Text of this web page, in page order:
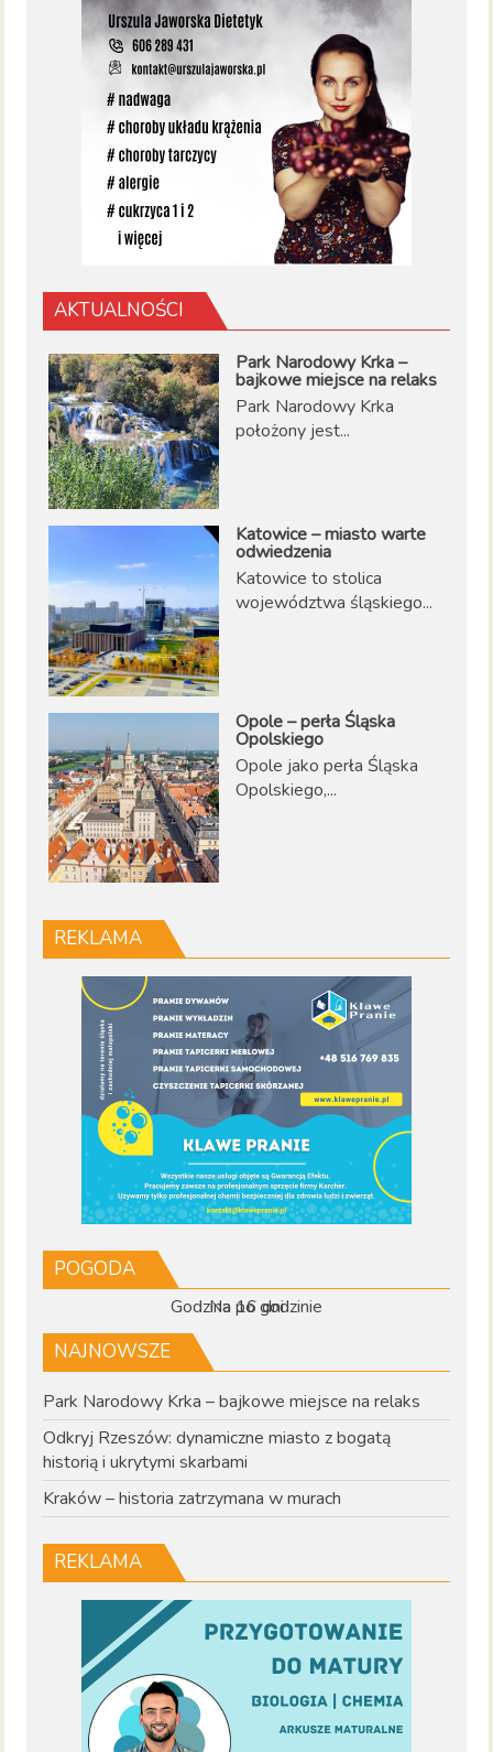
AKTUALNOŚCI
Park Narodowy Krka –
bajkowe miejsce na relaks
Park Narodowy Krka
położony jest...
Katowice – miasto warte
odwiedzenia
Katowice to stolica
województwa śląskiego...
Opole – perła Śląska
Opolskiego
Opole jako perła Śląska
Opolskiego,...
REKLAMA
POGODA
Godzina po godzinie
Na 16 dni
NAJNOWSZE
Park Narodowy Krka – bajkowe miejsce na relaks
Odkryj Rzeszów: dynamiczne miasto z bogatą
historią i ukrytymi skarbami
Kraków – historia zatrzymana w murach
REKLAMA